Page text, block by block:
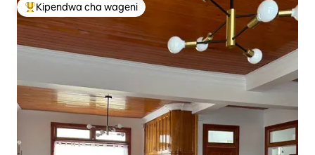
Kipendwa maarufu cha wageni
Kipendwa cha wageni